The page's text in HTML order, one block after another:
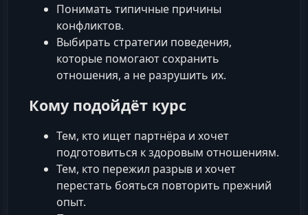
Понимать типичные причины
конфликтов.
Выбирать стратегии поведения,
которые помогают сохранить
отношения, а не разрушить их.
Кому подойдёт курс
Тем, кто ищет партнёра и хочет
подготовиться к здоровым отношениям.
Тем, кто пережил разрыв и хочет
перестать бояться повторить прежний
опыт.